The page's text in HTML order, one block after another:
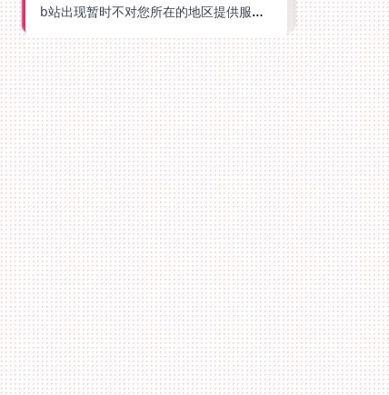
b站出现暂时不对您所在的地区提供服务怎么回事？海外党亲测有效的回国加速方案